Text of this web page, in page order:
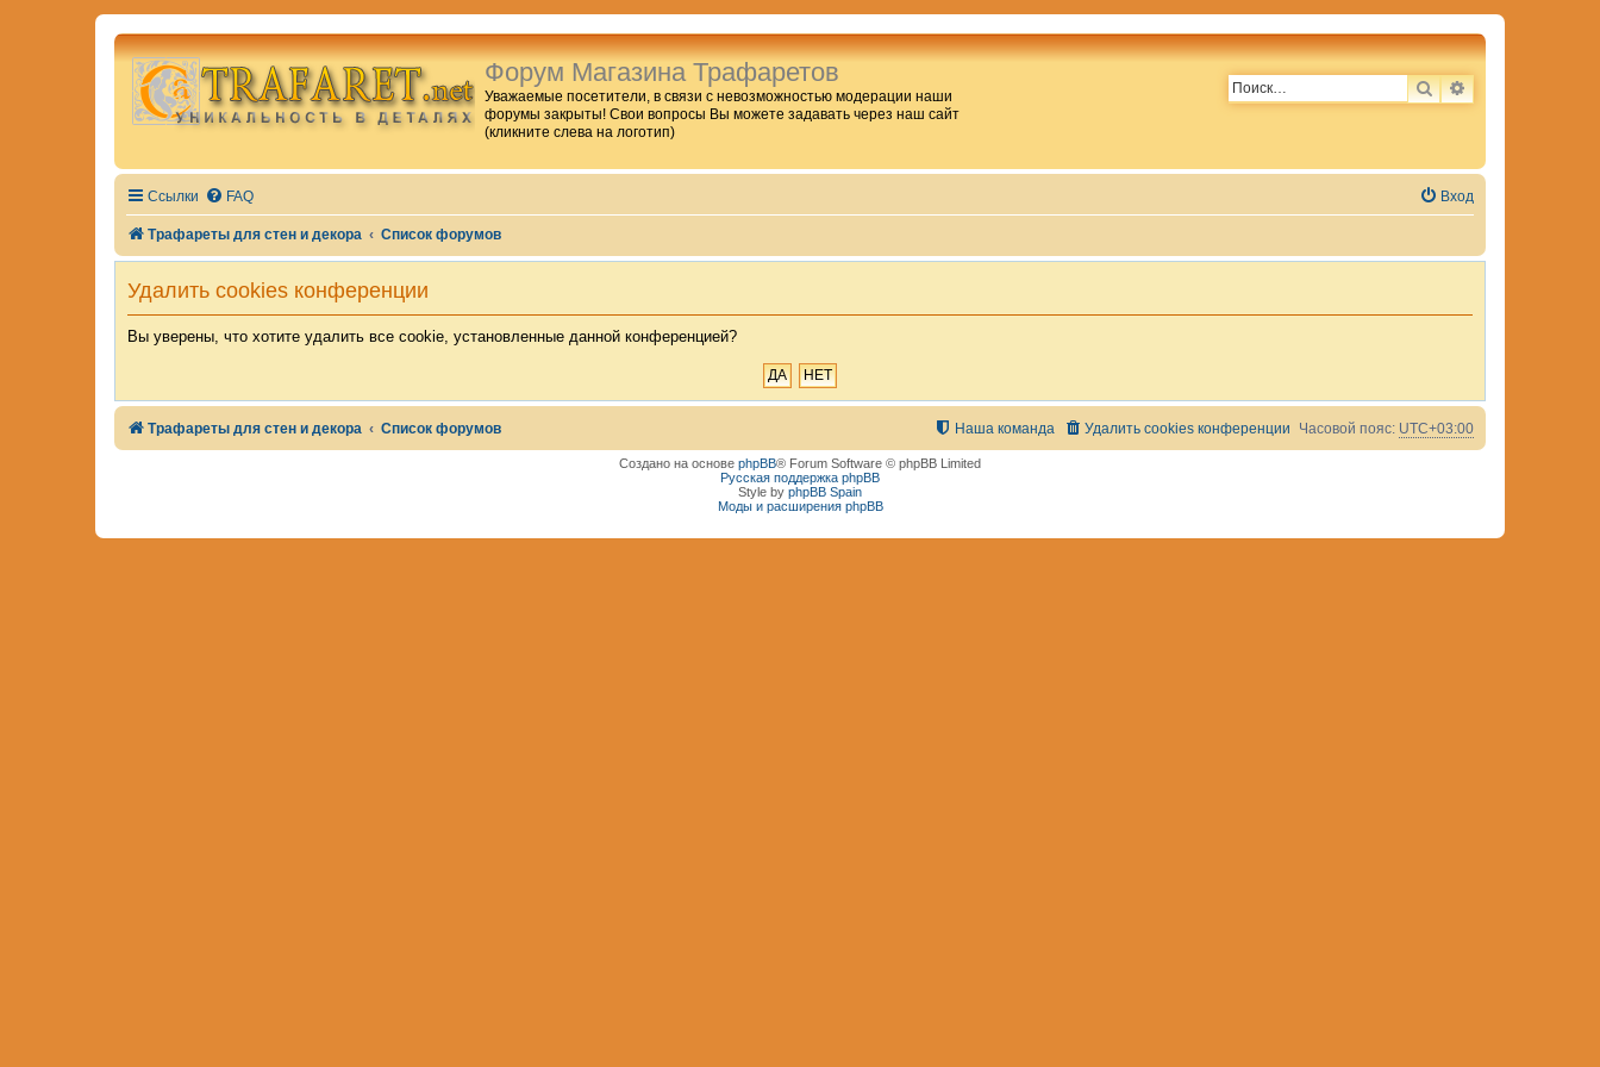
Форум Магазина Трафаретов
Уважаемые посетители, в связи с невозможностью модерации наши
форумы закрыты! Свои вопросы Вы можете задавать через наш сайт
(кликните слева на логотип)
ПОИСКРАСШИРЕННЫЙ
Ссылки FAQ Вход
Трафареты для стен и декора Список форумов
Удалить cookies конференции
Вы уверены, что хотите удалить все cookie, установленные данной конференцией?
Трафареты для стен и декора Список форумов Часовой пояс: UTC+03:00
Удалить cookies конференции
Наша команда
Создано на основе phpBB® Forum Software © phpBB Limited
Русская поддержка phpBB
Style by phpBB Spain
Моды и расширения phpBB